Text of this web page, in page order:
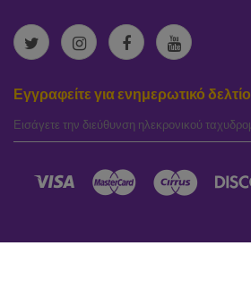
Εγγραφείτε για ενημερωτικό δελτίο
elta